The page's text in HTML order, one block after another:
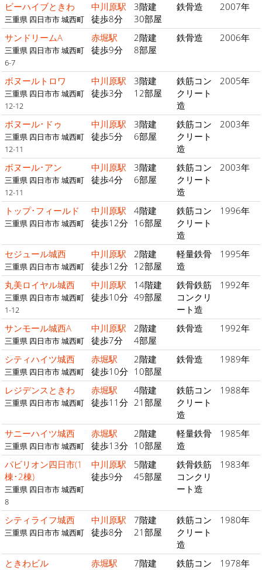
ビーハイブときわ
三重県 四日市市 城西町
中川原駅
徒歩8分
3階建
30部屋
鉄骨造 2007年
サンドリームA
三重県 四日市市 城西町
6-7
赤堀駅
徒歩9分
2階建
8部屋
鉄骨造 2006年
ボヌールトロワ
三重県 四日市市 城西町
12-12
中川原駅
徒歩3分
3階建
12部屋
鉄筋コン
クリート
造
2005年
ボヌール･ドゥ
三重県 四日市市 城西町
12-11
中川原駅
徒歩5分
3階建
6部屋
鉄筋コン
クリート
造
2003年
ボヌール･アン
三重県 四日市市 城西町
12-11
中川原駅
徒歩4分
3階建
6部屋
鉄筋コン
クリート
造
2003年
トップ･フィールド
三重県 四日市市 城西町
中川原駅
徒歩12分
4階建
16部屋
鉄筋コン
クリート
造
1996年
セジュール城西
三重県 四日市市 城西町
中川原駅
徒歩12分
2階建
12部屋
軽量鉄骨
造
1995年
丸美ロイヤル城西
三重県 四日市市 城西町
1-12
中川原駅
徒歩10分
14階建
49部屋
鉄骨鉄筋
コンクリ
ート造
1992年
サンモール城西A
三重県 四日市市 城西町
中川原駅
徒歩7分
2階建
4部屋
鉄骨造 1992年
シティハイツ城西
三重県 四日市市 城西町
赤堀駅
徒歩10分
2階建
10部屋
鉄骨造 1989年
レジデンスときわ
三重県 四日市市 城西町
赤堀駅
徒歩11分
4階建
21部屋
鉄筋コン
クリート
造
1988年
サニーハイツ城西
三重県 四日市市 城西町
赤堀駅
徒歩13分
2階建
10部屋
軽量鉄骨
造
1985年
パビリオン四日市(1
棟･2棟)
三重県 四日市市 城西町
8
中川原駅
徒歩9分
5階建
45部屋
鉄骨鉄筋
コンクリ
ート造
1983年
シティライフ城西
三重県 四日市市 城西町
中川原駅
徒歩8分
7階建
21部屋
鉄筋コン
クリート
造
1980年
ときわビル
赤堀駅
7階建
鉄筋コン
1978年